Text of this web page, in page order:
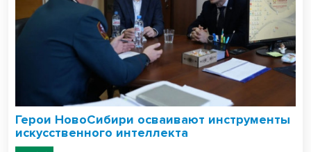
Герои НовоСибири осваивают инструменты
искусственного интеллекта